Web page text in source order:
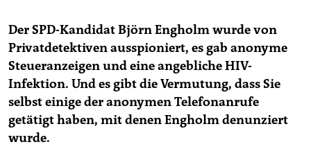
Der SPD-Kandidat Björn Engholm wurde von
Privatdetektiven ausspioniert, es gab anonyme
Steueranzeigen und eine angebliche HIV-
Infektion. Und es gibt die Vermutung, dass Sie
selbst einige der anonymen Telefonanrufe
getätigt haben, mit denen Engholm denunziert
wurde.